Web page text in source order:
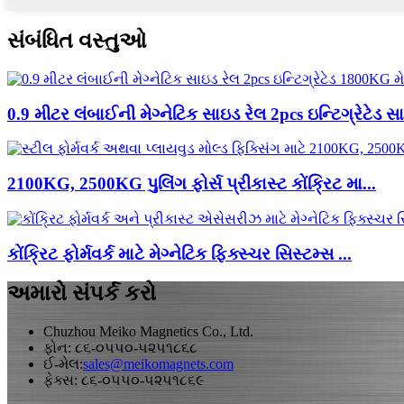
સંબંધિત વસ્તુઓ
0.9 મીટર લંબાઈની મેગ્નેટિક સાઇડ રેલ 2pcs ઇન્ટિગ્રેટેડ
2100KG, 2500KG પુલિંગ ફોર્સ પ્રીકાસ્ટ કોંક્રિટ મા...
કોંક્રિટ ફોર્મવર્ક માટે મેગ્નેટિક ફિક્સ્ચર સિસ્ટમ્સ ...
અમારો સંપર્ક કરો
Chuzhou Meiko Magnetics Co., Ltd.
ફોન: ૮૬-૦૫૫૦-૫૨૫૧૮૬૮
ઈ-મેલ:sales@meikomagnets.com
ફેક્સ: ૮૬-૦૫૫૦-૫૨૫૧૮૬૯